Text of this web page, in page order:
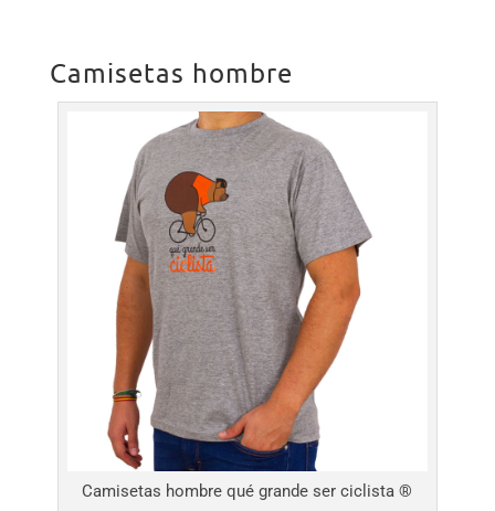
Camisetas hombre
Camisetas hombre qué grande ser ciclista ®